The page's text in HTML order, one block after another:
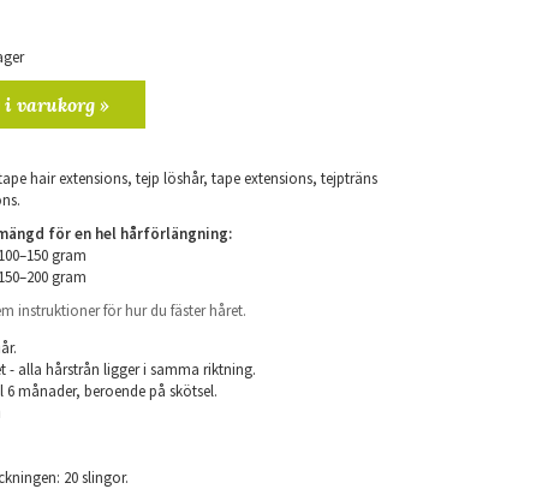
i varukorg »
hair extensions, tejp löshår, tape extensions, tejpträns
för en hel hårförlängning:
gram
gram
instruktioner för hur du fäster håret.
- alla hårstrån ligger i samma riktning.
6 månader, beroende på skötsel.
20 slingor.